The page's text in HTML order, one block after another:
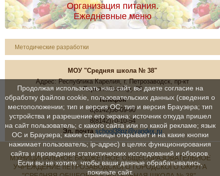
Организация питания.
Ежедневные меню
Методические разработки
МОУ "Средняя школа № 38"
Адрес: Республика Карелия, г. Петрозаводск, пр-кт
Первомайский,д. 38
Телефон
8(8142)56-69-90
8(8142)70-10-54
Эл. почта school38pz@yandex.ru
МУНИЦИПАЛЬНОЕ БЮДЖЕТНОЕ ОБЩЕОБРАЗОВАТЕЛЬНОЕ
УЧРЕЖДЕНИЕ пЕТРОЗАВОДСКОГО ГОРОДСКОГО ОКРУГА
Продолжая использовать наш сайт, вы даете согласие на
обработку файлов cookie, пользовательских данных (сведения о
местоположении; тип и версия ОС; тип и версия Браузера; тип
устройства и разрешение его экрана; источник откуда пришел
на сайт пользователь; с какого сайта или по какой рекламе; язык
ОС и Браузера; какие страницы открывает и на какие кнопки
нажимает пользователь; ip-адрес) в целях функционирования
сайта и проведения статистических исследований и обзоров.
Если вы не хотите, чтобы ваши данные обрабатывались,
покиньте сайт.